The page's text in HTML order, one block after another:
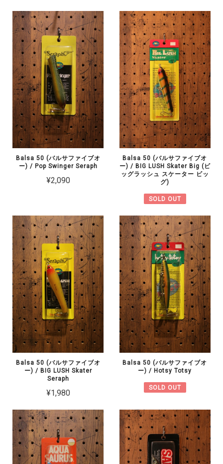
Balsa 50 (バルサファイブオ
ー) / Pop Swinger Seraph
¥2,090
Balsa 50 (バルサファイブオ
ー) / BIG LUSH Skater Big (ビ
ッグラッシュ スケーター ビッ
グ)
SOLD OUT
Balsa 50 (バルサファイブオ
ー) / BIG LUSH Skater
Seraph
¥1,980
Balsa 50 (バルサファイブオ
ー) / Hotsy Totsy
SOLD OUT